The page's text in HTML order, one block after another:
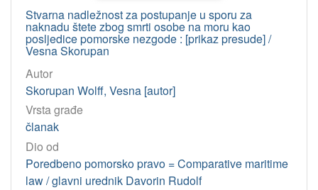
Stvarna nadležnost za postupanje u sporu za
naknadu štete zbog smrti osobe na moru kao
posljedice pomorske nezgode : [prikaz presude] /
Vesna Skorupan
Autor
Skorupan Wolff, Vesna [autor]
Vrsta građe
članak
Dio od
Poredbeno pomorsko pravo = Comparative maritime
law / glavni urednik Davorin Rudolf